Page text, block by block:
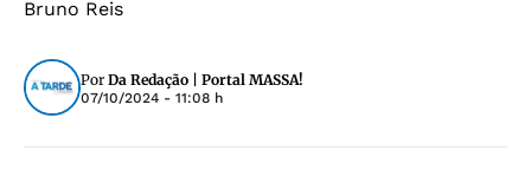
Bruno Reis
Por Da Redação | Portal MASSA!
07/10/2024 - 11:08 h